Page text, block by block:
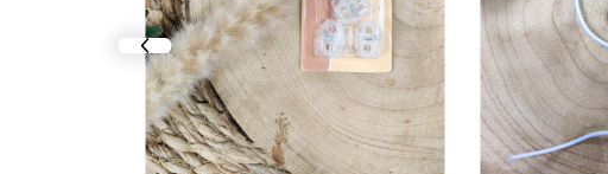
prev slide